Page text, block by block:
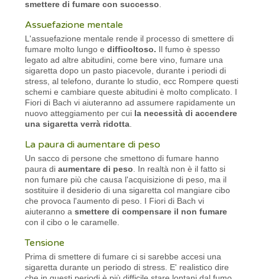
smettere di fumare con successo
Assuefazione mentale
L'assuefazione mentale rende il processo di smettere di
fumare molto lungo edifficoltoso. Il fumo è spesso
legato ad altre abitudini, come bere vino, fumare una
sigaretta dopo un pasto piacevole, durante i periodi di
stress, al telefono, durante lo studio, ecc Rompere questi
schemi e cambiare queste abitudini è molto complicato. I
Fiori di Bach vi aiuteranno ad assumere rapidamente un
nuovo atteggiamento per cui la necessità di accendere
una sigaretta verrà ridotta
La paura di aumentare di peso
Un sacco di persone che smettono di fumare hanno
paura diaumentare di peso . In realtà non è il fatto si
non fumare più che causa l'acquisizione di peso, ma il
sostituire il desiderio di una sigaretta col mangiare cibo
che provoca l'aumento di peso. I Fiori di Bach vi
aiuteranno asmettere di compensare il non fumare
con il cibo o le caramelle.
Tensione
Prima di smettere di fumare ci si sarebbe accesi una
sigaretta durante un periodo di stress. E' realistico dire